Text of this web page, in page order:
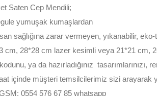
Saten Cep Mendili;
yumuşak kumaşlardan
sağlığına zarar vermeyen, yıkanabilir,
cm, 28*28 cm lazer kesimli veya 21*21 cm,
ya da hazırladığınız
içinde müşteri temsilcilerimiz sizi arayarak
0554 576 67 85 whatsapp